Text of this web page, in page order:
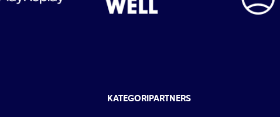
KATEGORIPARTNERS